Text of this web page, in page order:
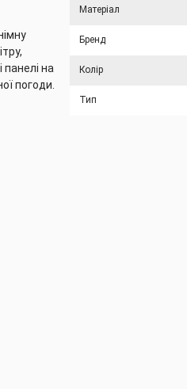
на
погоди.
Матеріал
Бренд
Колір
Тип